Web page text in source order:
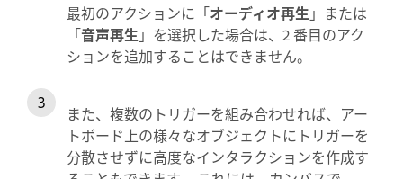
最初のアクションに「オーディオ再生」または
「音声再生」を選択した場合は、2 番目のアク
ションを追加することはできません。
また、複数のトリガーを組み合わせれば、アー
トボード上の様々なオブジェクトにトリガーを
分散させずに高度なインタラクションを作成す